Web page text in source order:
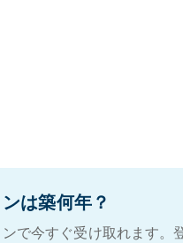
は築何年？
で今すぐ受け取れます。